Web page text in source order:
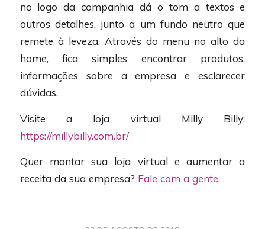
no logo da companhia dá o tom a textos e
outros detalhes, junto a um fundo neutro que
remete à leveza. Através do menu no alto da
home, fica simples encontrar produtos,
informações sobre a empresa e esclarecer
dúvidas.
Visite a loja virtual Milly Billy:
https://millybilly.com.br/
Quer montar sua loja virtual e aumentar a
receita da sua empresa? Fale com a gente.